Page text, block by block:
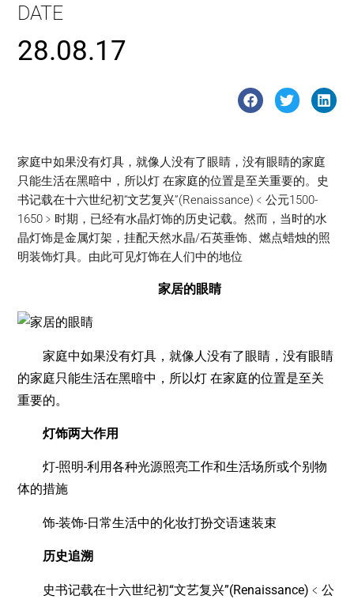
DATE
28.08.17
家庭中如果没有灯具，就像人没有了眼睛，没有眼睛的家庭
只能生活在黑暗中，所以灯 在家庭的位置是至关重要的。史
书记载在十六世纪初“文艺复兴”(Renaissance)﹤公元1500-
1650﹥时期，已经有水晶灯饰的历史记载。然而，当时的水
晶灯饰是金属灯架，挂配天然水晶/石英垂饰、燃点蜡烛的照
明装饰灯具。由此可见灯饰在人们中的地位
家居的眼睛
家庭中如果没有灯具，就像人没有了眼睛，没有眼睛
的家庭只能生活在黑暗中，所以灯 在家庭的位置是至关
重要的。
灯饰两大作用
灯-照明-利用各种光源照亮工作和生活场所或个别物
体的措施
饰-装饰-日常生活中的化妆打扮交语速装束
历史追溯
史书记载在十六世纪初“文艺复兴”(Renaissance)﹤公